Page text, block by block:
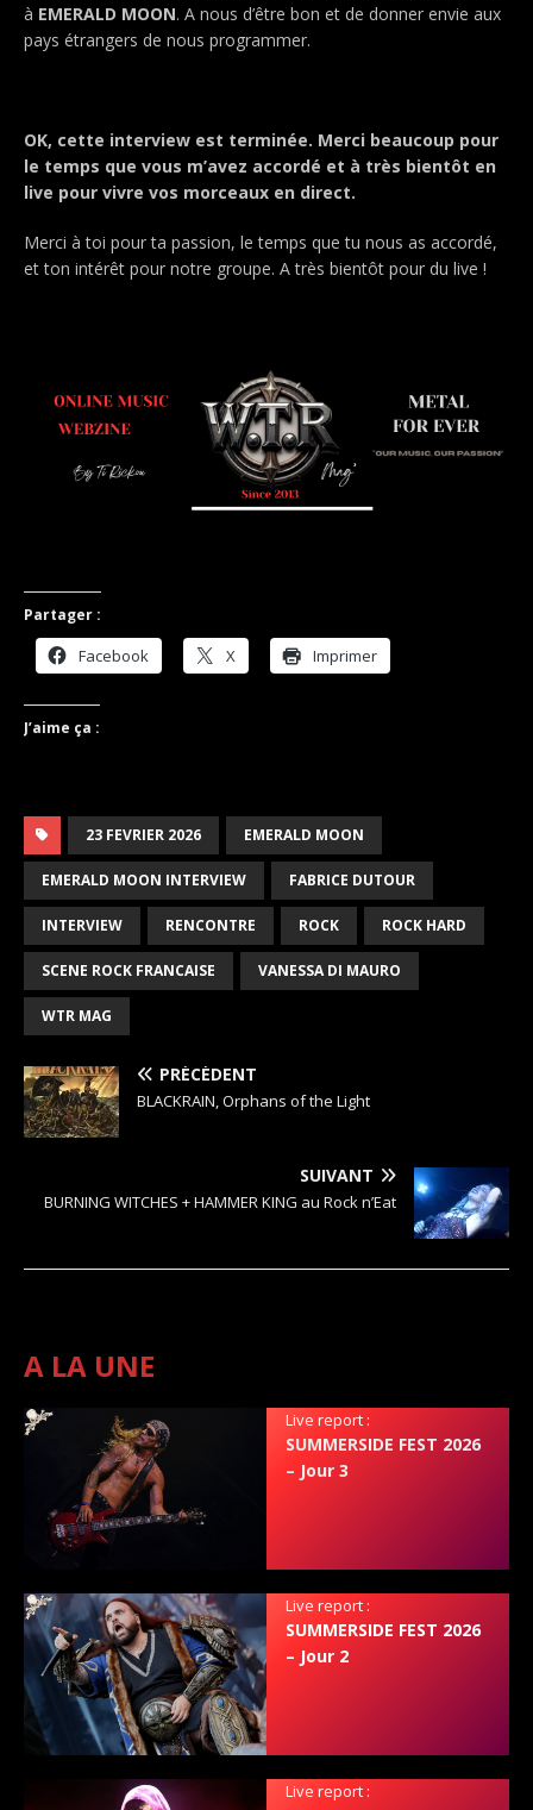
à EMERALD MOON. A nous d’être bon et de donner envie aux
pays étrangers de nous programmer.
OK, cette interview est terminée. Merci beaucoup pour
le temps que vous m’avez accordé et à très bientôt en
live pour vivre vos morceaux en direct.
Merci à toi pour ta passion, le temps que tu nous as accordé,
et ton intérêt pour notre groupe. A très bientôt pour du live !
Partager :
Facebook X Imprimer
J’aime ça :
23 FEVRIER 2026 EMERALD MOON
EMERALD MOON INTERVIEW FABRICE DUTOUR
INTERVIEW RENCONTRE ROCK ROCK HARD
SCENE ROCK FRANCAISE VANESSA DI MAURO
WTR MAG
PRÉCÉDENT
BLACKRAIN, Orphans of the Light
SUIVANT
BURNING WITCHES + HAMMER KING au Rock n’Eat
A LA UNE
Live report :
SUMMERSIDE FEST 2026
– Jour 3
Live report :
SUMMERSIDE FEST 2026
– Jour 2
Live report :